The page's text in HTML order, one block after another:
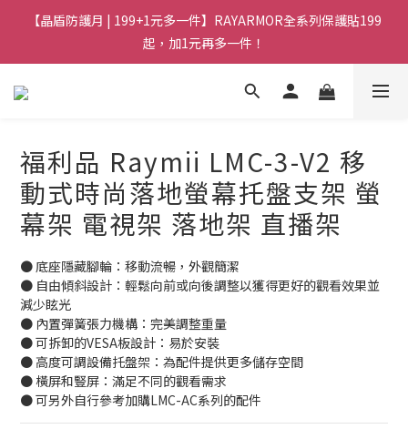
【晶盾防護月 | 199+1元多一件】RAYARMOR全系列保護貼199
起，加1元再多一件！
福利品 Raymii LMC-3-V2 移
動式時尚落地螢幕托盤支架 螢
幕架 電視架 落地架 直播架
● 底座隱藏腳輪：移動流暢，外觀簡潔
● 自由傾斜設計：輕鬆向前或向後調整以獲得更好的觀看效果並
減少眩光
● 內置彈簧張力機構：完美調整重量
● 可拆卸的VESA板設計：易於安裝
● 高度可調設備托盤架：為配件提供更多儲存空間
● 橫屏和豎屏：滿足不同的觀看需求
● 可另外自行參考加購LMC-AC系列的配件